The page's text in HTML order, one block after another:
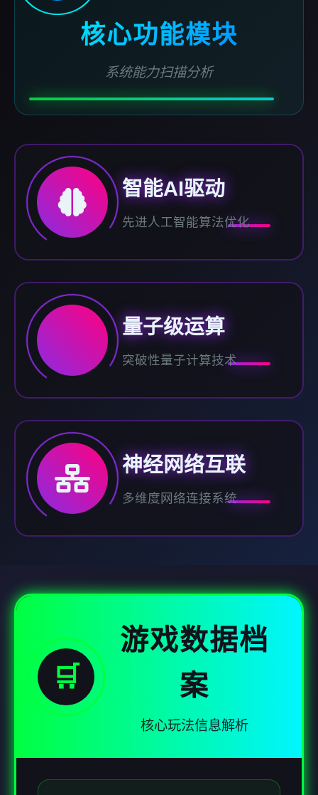
核心功能模块
系统能力扫描分析
智能AI驱动
先进人工智能算法优化
量子级运算
突破性量子计算技术
神经网络互联
多维度网络连接系统
🛒
游戏数据档
案
核心玩法信息解析